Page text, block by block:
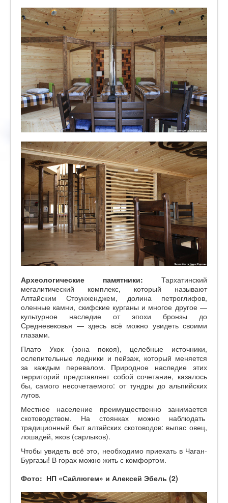
Археологические памятники: Тархатинский
мегалитический комплекс, который называют
Алтайским Стоунхенджем, долина петроглифов,
оленные камни, скифские курганы и многое другое —
культурное наследие от эпохи бронзы до
Средневековья — здесь всё можно увидеть своими
глазами.
Плато Укок (зона покоя), целебные источники,
ослепительные ледники и пейзаж, который меняется
за каждым перевалом. Природное наследие этих
территорий представляет собой сочетание, казалось
бы, самого несочетаемого: от тундры до альпийских
лугов.
Местное население преимущественно занимается
скотоводством. На стоянках можно наблюдать
традиционный быт алтайских скотоводов: выпас овец,
лошадей, яков (сарлыков).
Чтобы увидеть всё это, необходимо приехать в Чаган-
Бургазы! В горах можно жить с комфортом.
Фото: НП «Сайлюгем» и Алексей Эбель (2)